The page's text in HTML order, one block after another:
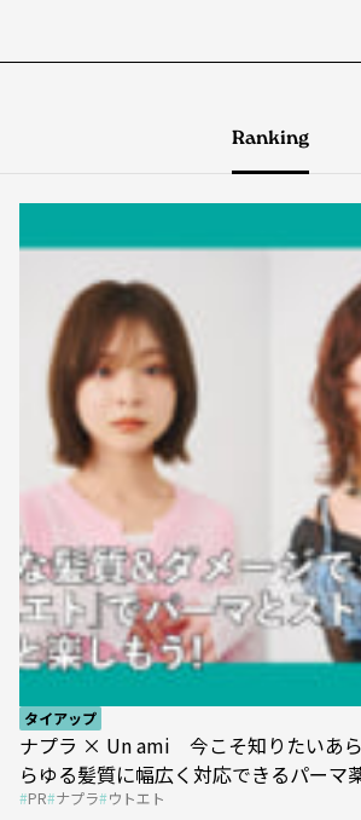
Ranking
タイアップ
ナプラ × Un ami 今こそ知りたいあ
らゆる髪質に幅広く対応できるパー
et』
PR ナプラ ウトエト